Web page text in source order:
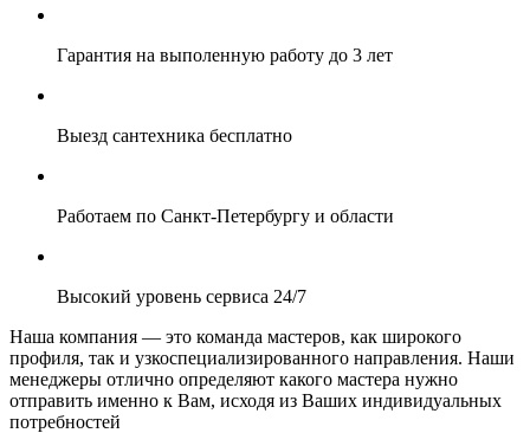
Гарантия на выполенную работу до 3 лет
Выезд сантехника бесплатно
Работаем по Санкт-Петербургу и области
Высокий уровень сервиса 24/7
Наша компания — это команда мастеров, как широкого
профиля, так и узкоспециализированного направления. Наши
менеджеры отлично определяют какого мастера нужно
отправить именно к Вам, исходя из Ваших индивидуальных
потребностей